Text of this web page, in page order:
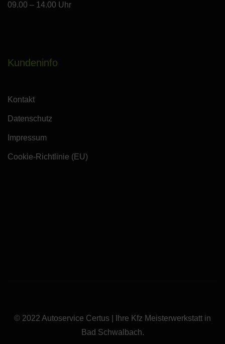
09.00 – 14.00 Uhr
Kundeninfo
Kontakt
Datenschutz
Impressum
Cookie-Richtlinie (EU)
© 2022 Autoservice Certus | Ihre Kfz Meisterwerkstatt in
Bad Schwalbach.